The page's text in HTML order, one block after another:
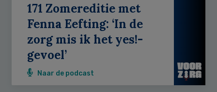
171 Zomereditie met
Fenna Eefting: ‘In de
zorg mis ik het yes!-
gevoel’
Naar de podcast